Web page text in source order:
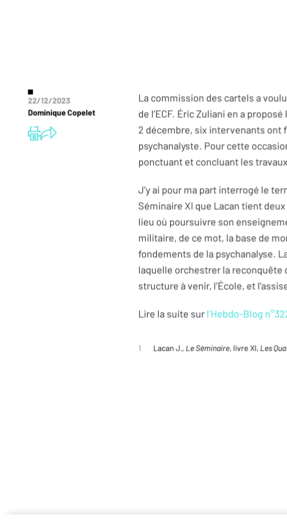
22/12/2023
Dominique Copelet
La commission des cartels a
de l’ECF. Éric Zuliani en a
2 décembre, six intervenants ont
psychanalyste. Pour cette
ponctuant et concluant les
J’y ai pour ma part interrogé le
Séminaire XI que Lacan tient
lieu où poursuivre son
militaire, de ce mot, la base de
fondements de la psychanalyse.
laquelle orchestrer la reconquête
structure à venir, l’École, et
Lire la suite sur l’Hebdo-Blog
1 Lacan J., Le Séminaire, livre XI, Les